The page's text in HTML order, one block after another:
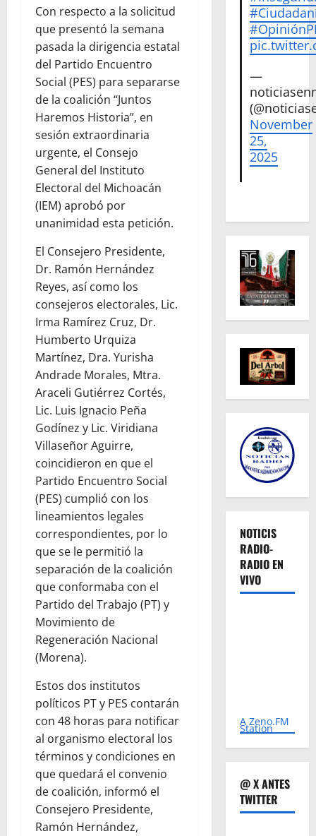
Con respecto a la solicitud
que presentó la semana
pasada la dirigencia estatal
del Partido Encuentro
Social (PES) para separarse
de la coalición “Juntos
Haremos Historia”, en
sesión extraordinaria
urgente, el Consejo
General del Instituto
Electoral del Michoacán
(IEM) aprobó por
unanimidad esta petición.
El Consejero Presidente,
Dr. Ramón Hernández
Reyes, así como los
consejeros electorales, Lic.
Irma Ramírez Cruz, Dr.
Humberto Urquiza
Martínez, Dra. Yurisha
Andrade Morales, Mtra.
Araceli Gutiérrez Cortés,
Lic. Luis Ignacio Peña
Godínez y Lic. Viridiana
Villaseñor Aguirre,
coincidieron en que el
Partido Encuentro Social
(PES) cumplió con los
lineamientos legales
correspondientes, por lo
que se le permitió la
separación de la coalición
que conformaba con el
Partido del Trabajo (PT) y
Movimiento de
Regeneración Nacional
(Morena).
Estos dos institutos
políticos PT y PES contarán
con 48 horas para notificar
al organismo electoral los
términos y condiciones en
que quedará el convenio
de coalición, informó el
Consejero Presidente,
Ramón Hernández,
—
November
25,
2025
NOTICIS
RADIO-
RADIO EN
VIVO
A Zeno.FM
Station
@ X ANTES
TWITTER